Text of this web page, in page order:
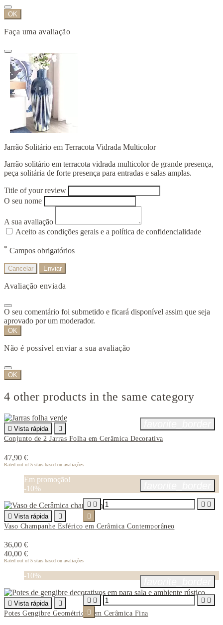
OK
Faça uma avaliação
Jarrão Solitário em Terracota Vidrada Multicolor
Jarrão solitário em terracota vidrada multicolor de grande presença,
peça solitária de forte presença para entradas e salas amplas.
Title of your review
O seu nome
A sua avaliação
Aceito as condições gerais e a política de confidencialidade
* Campos obrigatórios
Cancelar Enviar
Avaliação enviada
O seu comentário foi submetido e ficará disponível assim que seja
aprovado por um moderador.
OK
Não é possível enviar a sua avaliação
OK
4 other products in the same category
 Vista rápida

Conjunto de 2 Jarras Folha em Cerâmica Decorativa
47,90 €
Rated out of 5 stars based on avaliações
Em promoção!
-10%
 Vista rápida

Vaso Champanhe Esférico em Cerâmica Contemporâneo
36,00 €
40,00 €
Rated out of 5 stars based on avaliações
   

-10%
 Vista rápida

Potes Gengibre Geométricos em Cerâmica Fina
   
